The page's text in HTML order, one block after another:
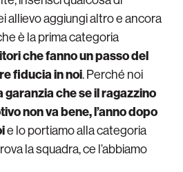
allievo aggiungi altro e ancora
è la prima categoria
che fanno un passo del
fiducia in noi. Perché noi
garanzia che se il ragazzino
non va bene, l’anno dopo
e lo portiamo alla categoria
la squadra, ce l’abbiamo